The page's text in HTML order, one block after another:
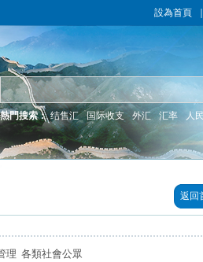
設為首頁
熱門搜索： 结售汇 国际收支 外汇 汇率 人
返回
理 各類社會公眾